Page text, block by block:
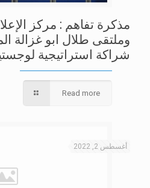
مذكرة تفاهم : مركز
وملتقى طلال ابو غزالة
شراكة استراتيجية
Read more
أغسطس 2, 2022